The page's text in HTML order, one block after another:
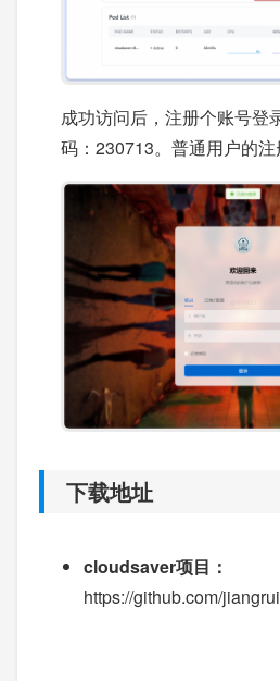
成功访问后，注册个账号登
码：230713。普通用户的注
下载地址
cloudsaver项目：
https://github.com/